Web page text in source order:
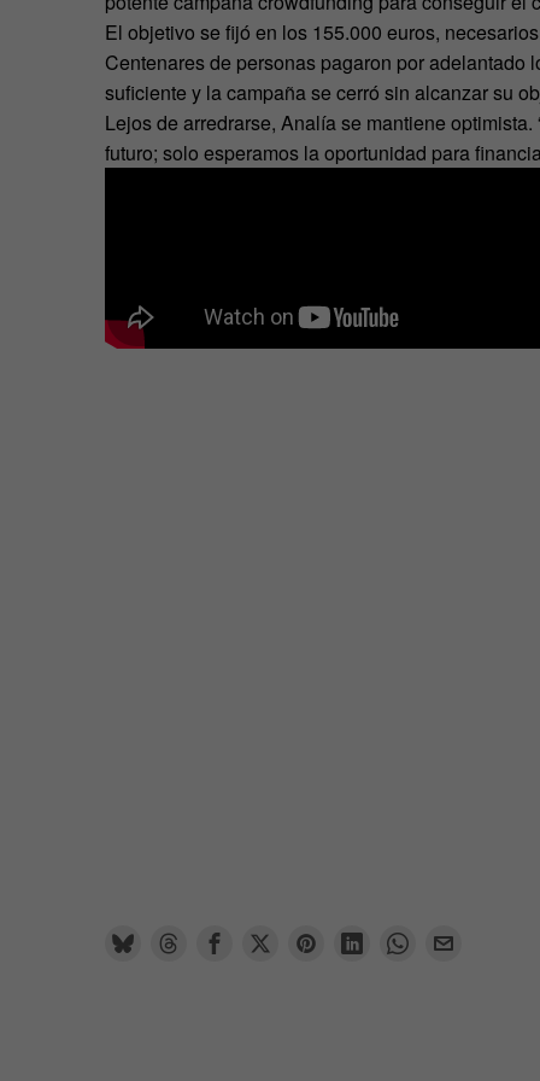
El objetivo se fijó en los 155.000 euros,
Centenares de personas pagaron por adelantado
suficiente y la campaña se cerró sin alcanzar su
Lejos de arredrarse, Analía se mantiene
futuro; solo esperamos la oportunidad para